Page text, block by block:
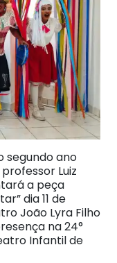
segundo ano
Luiz
a peça
dia 11 de
João Lyra Filho
na 24°
Infantil de